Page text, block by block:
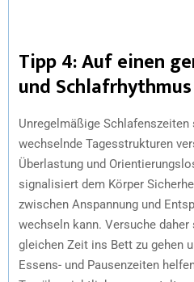
Tipp 4: Auf einen
und
Unregelmäßige
wechselnde Tagesstrukturen
Überlastung und
signalisiert dem Körper
zwischen Anspannung und
wechseln kann. Versuche
gleichen Zeit ins Bett zu gehen
Essens- und Pausenzeiten